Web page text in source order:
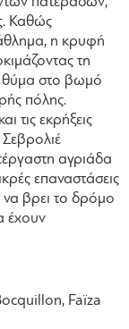
Καθώς
η κρυφή
τη
θύμα στο βωμό
πόλης.
τις εκρήξεις
αγριάδα
επαναστάσεις
να βρει το δρόμο
έχουν
Faïza